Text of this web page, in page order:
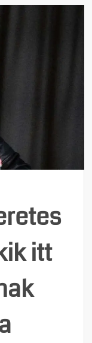
itt